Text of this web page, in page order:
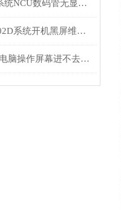
西门子840D系统NCU数码管无显示亮红点维修排查
西门子老款802D系统开机黑屏维修液晶屏坏更换
西门子TP700电脑操作屏幕进不去系统处理